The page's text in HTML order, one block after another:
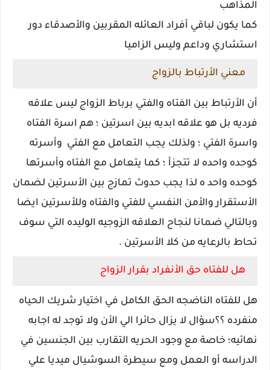
المذاهب
كما يكون لباقي أفراد العائله المقربين والأصدقاء دور
استشاري وداعم وليس الزاميا
معني الأرتباط بالزواج
أن الأرتباط بين الفتاه والفتي برباط الزواج ليس علاقه
فرديه بل هو علاقه ابديه بين اسرتين ؛ هم اسرة الفتاه
واسرة الفتي ؛ ولذلك يجب التعامل مع الفتي وأسرته
كوحده واحده لا تتجزأ ؛ كما يتعامل مع الفتاه وأسرتها
كوحده واحد ه لذا يجب حدوث تمازج بين الأسرتين لضمان
الأستقرار والأمن النفسي للفتي والفتاه وللأسرتين ايضا
وبالتالي ضمانا لنجاح العلاقه الزوجيه الوليده التي سوف
تحاط بالرعايه من كلا الأسرتين .
هل للفتاه حق الأنفراد بقرار الزواج
هل للفتاه الناضجه الحق الكامل في اختيار شريك الحياه
منفرده ؟؟سؤال لا يزال حائرا الي الأن ولا توجد له اجابه
نهائيه؛ خاصة مع وجود الحريه التقارب بين الجنسين في
الدراسه أو العمل ومع سيطرة السوشيال ميديا علي